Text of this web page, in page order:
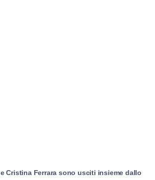
Cristina Ferrara sono usciti insieme dallo